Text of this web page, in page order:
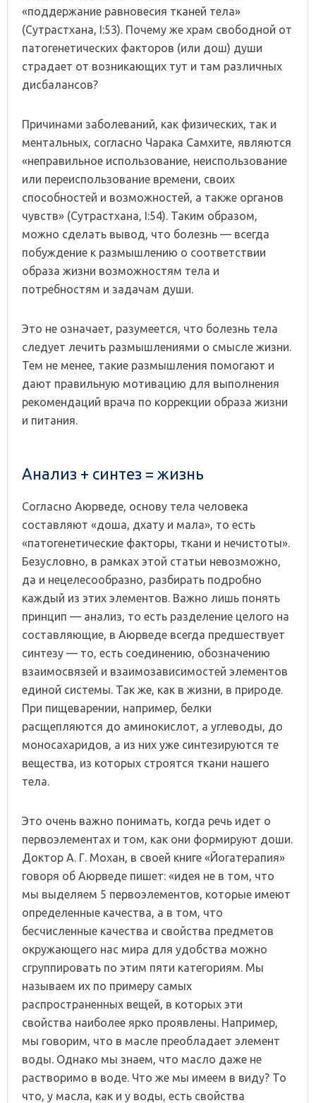
«поддержание равновесия тканей тела»
(Сутрастхана, I:53). Почему же храм свободной от
патогенетических факторов (или дош) души
страдает от возникающих тут и там различных
дисбалансов?
Причинами заболеваний, как физических, так и
ментальных, согласно Чарака Самхите, являются
«неправильное использование, неиспользование
или переиспользование времени, своих
способностей и возможностей, а также органов
чувств» (Сутрастхана, I:54). Таким образом,
можно сделать вывод, что болезнь — всегда
побуждение к размышлению о соответствии
образа жизни возможностям тела и
потребностям и задачам души.
Это не означает, разумеется, что болезнь тела
следует лечить размышлениями о смысле жизни.
Тем не менее, такие размышления помогают и
дают правильную мотивацию для выполнения
рекомендаций врача по коррекции образа жизни
и питания.
Анализ + синтез = жизнь
Согласно Аюрведе, основу тела человека
составляют «доша, дхату и мала», то есть
«патогенетические факторы, ткани и нечистоты».
Безусловно, в рамках этой статьи невозможно,
да и нецелесообразно, разбирать подробно
каждый из этих элементов. Важно лишь понять
принцип — анализ, то есть разделение целого на
составляющие, в Аюрведе всегда предшествует
синтезу — то, есть соединению, обозначению
взаимосвязей и взаимозависимостей элементов
единой системы. Так же, как в жизни, в природе.
При пищеварении, например, белки
расщепляются до аминокислот, а углеводы, до
моносахаридов, а из них уже синтезируются те
вещества, из которых строятся ткани нашего
тела.
Это очень важно понимать, когда речь идет о
первоэлементах и том, как они формируют доши.
Доктор А. Г. Мохан, в своей книге «Йогатерапия»
говоря об Аюрведе пишет: «идея не в том, что
мы выделяем 5 первоэлементов, которые имеют
определенные качества, а в том, что
бесчисленные качества и свойства предметов
окружающего нас мира для удобства можно
сгруппировать по этим пяти категориям. Мы
называем их по примеру самых
распространенных вещей, в которых эти
свойства наиболее ярко проявлены. Например,
мы говорим, что в масле преобладает элемент
воды. Однако мы знаем, что масло даже не
растворимо в воде. Что же мы имеем в виду? То
что, у масла, как и у воды, есть свойства